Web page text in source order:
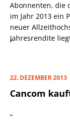
Platow-Fonds.
Abonnenten, die
im Jahr 2013 ein
neuer
Jahresrendite
„
22. DEZEMBER 2013
Cancom
„